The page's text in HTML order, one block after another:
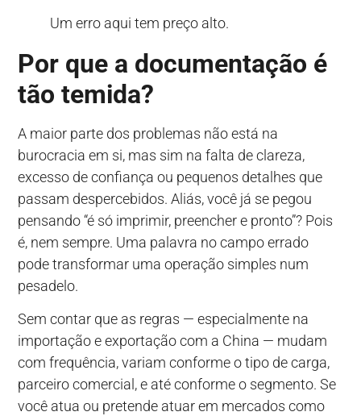
Um erro aqui tem preço alto.
Por que a documentação é
tão temida?
A maior parte dos problemas não está na
burocracia em si, mas sim na falta de clareza,
excesso de confiança ou pequenos detalhes que
passam despercebidos. Aliás, você já se pegou
pensando “é só imprimir, preencher e pronto”? Pois
é, nem sempre. Uma palavra no campo errado
pode transformar uma operação simples num
pesadelo.
Sem contar que as regras — especialmente na
importação e exportação com a China — mudam
com frequência, variam conforme o tipo de carga,
parceiro comercial, e até conforme o segmento. Se
você atua ou pretende atuar em mercados como